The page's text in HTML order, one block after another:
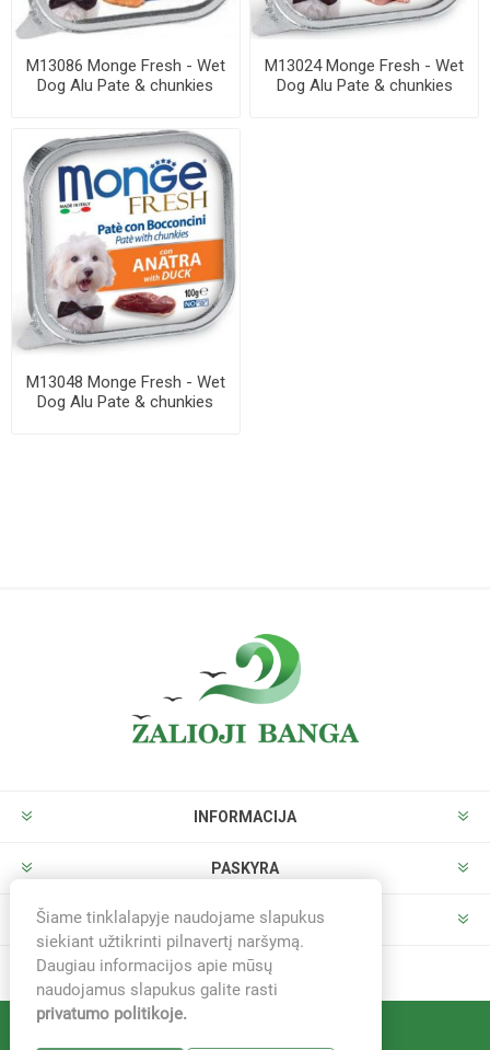
M13086 Monge Fresh - Wet
Dog Alu Pate & chunkies
M13024 Monge Fresh - Wet
Dog Alu Pate & chunkies
M13048 Monge Fresh - Wet
Dog Alu Pate & chunkies
INFORMACIJA
PASKYRA
PARDUOTUVĖ
Šiame tinklalapyje naudojame slapukus
siekiant užtikrinti pilnavertį naršymą.
Daugiau informacijos apie mūsų
naudojamus slapukus galite rasti
privatumo politikoje.